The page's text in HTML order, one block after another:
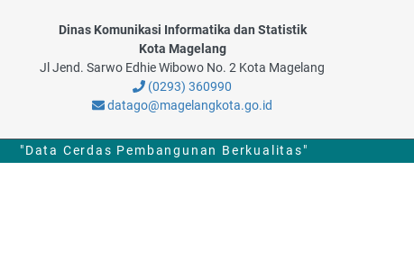
Dinas Komunikasi Informatika dan Statistik
Kota Magelang
Jl Jend. Sarwo Edhie Wibowo No. 2 Kota Magelang
(0293) 360990
datago@magelangkota.go.id
"Data Cerdas Pembangunan Berkualitas"